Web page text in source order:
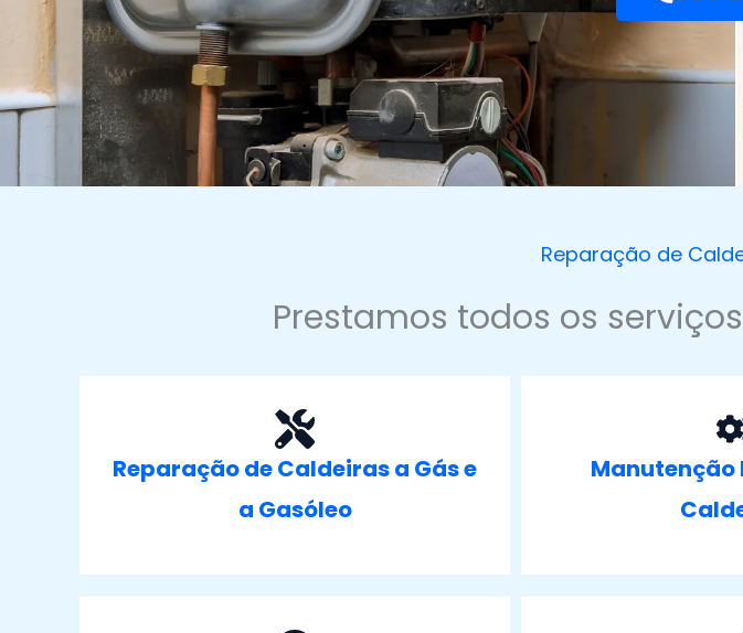
Reparação de
Prestamos todos os
Reparação de Caldeiras a Gás e
a Gasóleo
Manutenção